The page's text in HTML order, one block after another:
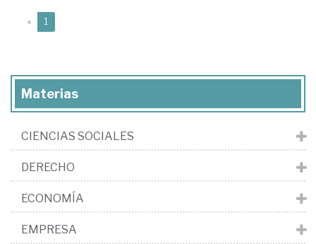
« 1
Materias
CIENCIAS SOCIALES
DERECHO
ECONOMÍA
EMPRESA